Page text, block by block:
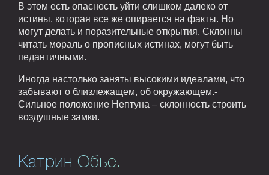
В этом есть опасность уйти слишком далеко от
истины, которая все же опирается на факты. Но
могут делать и поразительные открытия. Склонны
читать мораль о прописных истинах, могут быть
педантичными.
Иногда настолько заняты высокими идеалами, что
забывают о близлежащем, об окружающем.-
Сильное положение Нептуна – склонность строить
воздушные замки.
Катрин Обье.